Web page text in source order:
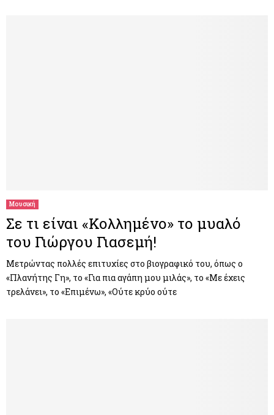
Μουσική
Σε τι είναι «Κολλημένο» το μυαλό
του Γιώργου Γιασεμή!
Μετρώντας πολλές επιτυχίες στο βιογραφικό του, όπως ο
«Πλανήτης Γη», το «Για πια αγάπη μου μιλάς», το «Με έχεις
τρελάνει», το «Επιμένω», «Ούτε κρύο ούτε